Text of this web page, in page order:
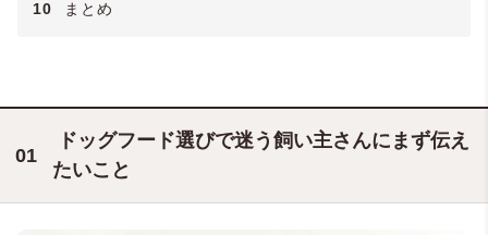
10
まとめ
ドッグフード選びで迷う飼い主さんにまず伝え
たいこと